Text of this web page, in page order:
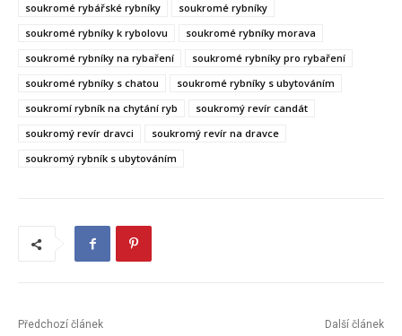
soukromé rybářské rybníky
soukromé rybníky
soukromé rybníky k rybolovu
soukromé rybníky morava
soukromé rybníky na rybaření
soukromé rybníky pro rybaření
soukromé rybníky s chatou
soukromé rybníky s ubytováním
soukromí rybník na chytání ryb
soukromý revír candát
soukromý revír dravci
soukromý revír na dravce
soukromý rybník s ubytováním
Předchozí článek Další článek